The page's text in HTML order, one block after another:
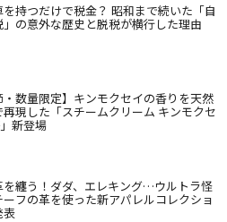
を持つだけで税金？ 昭和まで続いた「自
」の意外な歴史と脱税が横行した理由
・数量限定】キンモクセイの香りを天然
再現した「スチームクリーム キンモクセ
新登場
を纏う！ダダ、エレキング…ウルトラ怪
フの革を使った新アパレルコレクショ
表